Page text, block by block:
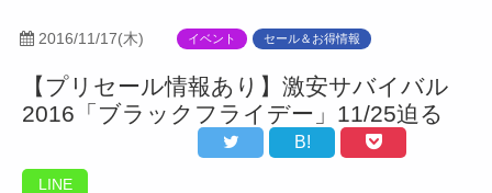
2016/11/17(木) イベント セール＆お得情報
【プリセール情報あり】激安サバイバル
2016「ブラックフライデー」11/25迫る
B!
LINE